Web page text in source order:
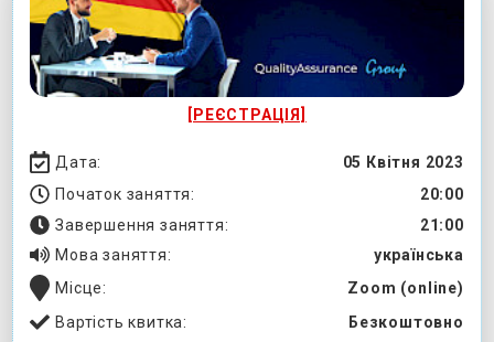
[РЕЄСТРАЦІЯ]
Дата:
05 Квітня 2023
Початок заняття:
20:00
Завершення заняття:
21:00
Мова заняття:
українська
Місце:
Zoom (online)
Вартість квитка:
Безкоштовно